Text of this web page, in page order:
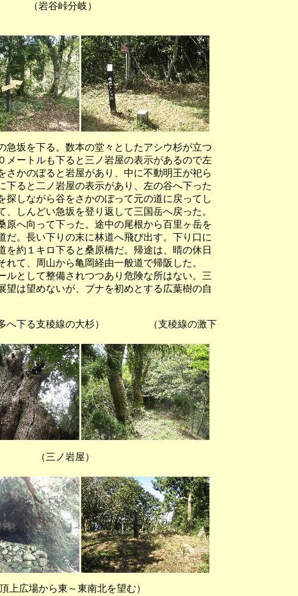
線） （岩谷峠分岐）
坂を下る。数本の堂々としたアシウ杉が立つ
メートルも下ると三ノ岩屋の表示があるので左
さかのぼると岩屋があり、中に不動明王が祀ら
下ると二ノ岩屋の表示があり、左の谷へ下った
探しながら谷をさかのぼって元の道に戻ってし
しんどい急坂を登り返して三国岳へ戻った。
原へ向って下った。途中の尾根から百里ヶ岳を
だ。長い下りの末に林道へ飛び出す。下り口に
約１キロ下ると桑原橋だ。帰途は、晴の休日
て、周山から亀岡経由一般道で帰阪した。
として整備されつつあり危険な所はない。三
望は望めないが、ブナを初めとする広葉樹の自
へ下る支稜線の大杉） （支稜線の激下
備） （三ノ岩屋）
～東南北を望む）